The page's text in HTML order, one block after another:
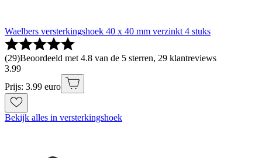
Waelbers versterkingshoek 40 x 40 mm verzinkt 4 stuks
(29)Beoordeeld met 4.8 van de 5 sterren, 29 klantreviews
3.99
Prijs: 3.99 euro
Bekijk alles in versterkingshoek